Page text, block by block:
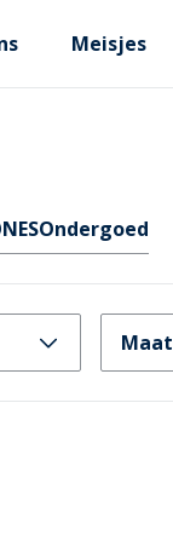
Meisjes
Ondergoed
Maat